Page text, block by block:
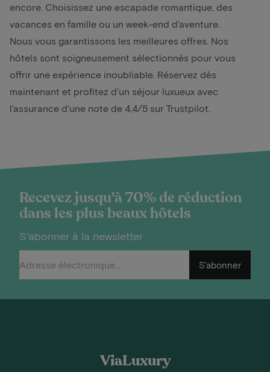
encore. Choisissez une escapade romantique, des
vacances en famille ou un week-end d'aventure.
Nous vous garantissons les meilleures offres. Nos
hôtels sont soigneusement sélectionnés pour vous
offrir une expérience inoubliable. Réservez dès
maintenant et profitez d'un séjour luxueux avec
l'assurance d'une note de 4,4/5 sur Trustpilot.
Recevez jusqu'à 70% de réduction
dans les plus beaux hôtels
S'abonner à la newsletter
S'abonner
ViaLuxury